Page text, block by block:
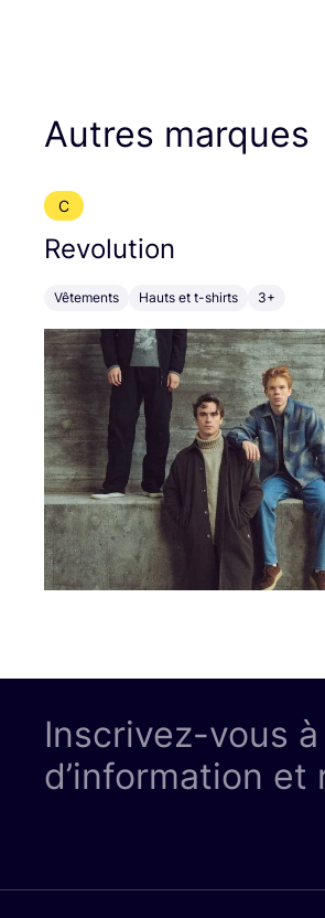
Autres marques
C
Revolution
Vêtements Hauts et t-shirts 3+
Inscrivez-vous
d’information